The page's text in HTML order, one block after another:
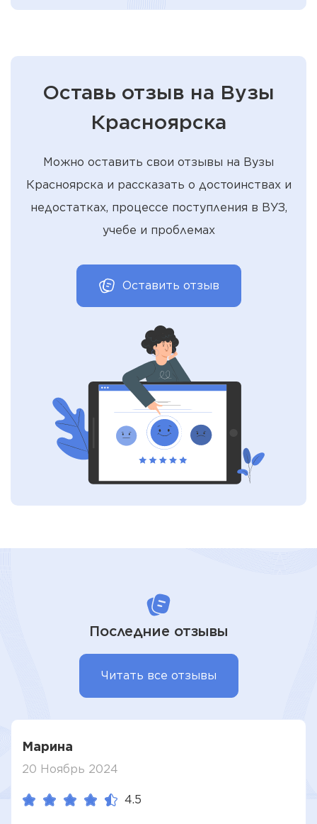
Оставь отзыв на Вузы
Красноярска
Можно оставить свои отзывы на Вузы
Красноярска и рассказать о достоинствах и
недостатках, процессе поступления в ВУЗ,
учебе и проблемах
Оставить отзыв
Последние отзывы
Читать все отзывы
Марина
20 Ноябрь 2024
4.5